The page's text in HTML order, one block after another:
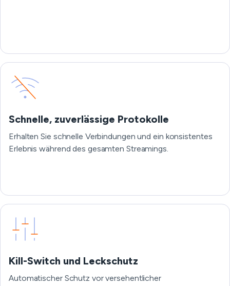
Schnelle, zuverlässige Protokolle
Erhalten Sie schnelle Verbindungen und ein konsistentes
Erlebnis während des gesamten Streamings.
Kill-Switch und Leckschutz
Automatischer Schutz vor versehentlicher